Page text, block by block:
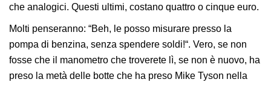
che analogici. Questi ultimi, costano quattro o cinque euro.
Molti penseranno: “Beh, le posso misurare presso la
pompa di benzina, senza spendere soldi!“. Vero, se non
fosse che il manometro che troverete lì, se non è nuovo, ha
preso la metà delle botte che ha preso Mike Tyson nella